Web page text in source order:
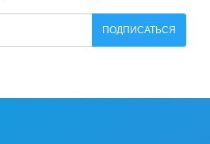
ПОДПИСАТЬСЯ